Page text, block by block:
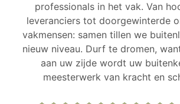
professionals in het vak. Van
leveranciers tot doorgewinterde
vakmensen: samen tillen we
nieuw niveau. Durf te dromen,
aan uw zijde wordt uw
meesterwerk van kracht en